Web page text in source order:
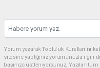
Yorum yazarak Topluluk Kuralları’nı
sitesine yaptığınız yorumunuzla ilgili
başınıza üstleniyorsunuz. Yazılan